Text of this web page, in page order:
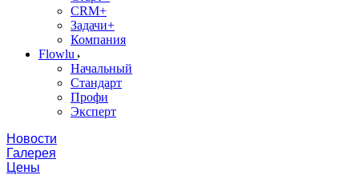
CRM+
Задачи+
Компания
Flowlu
Начальный
Стандарт
Профи
Эксперт
Новости
Галерея
Цены